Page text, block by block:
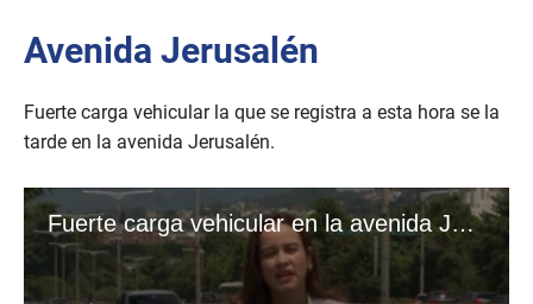
Avenida Jerusalén
Fuerte carga vehicular la que se registra a esta hora se la
tarde en la avenida Jerusalén.